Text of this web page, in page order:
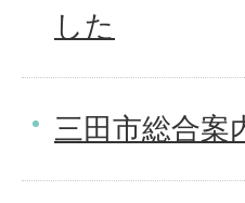
した
三田市総合案